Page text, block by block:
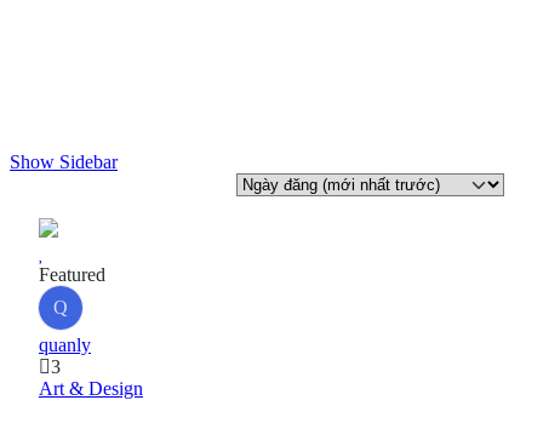
Show Sidebar
Featured
Q
quanly
3
Art & Design